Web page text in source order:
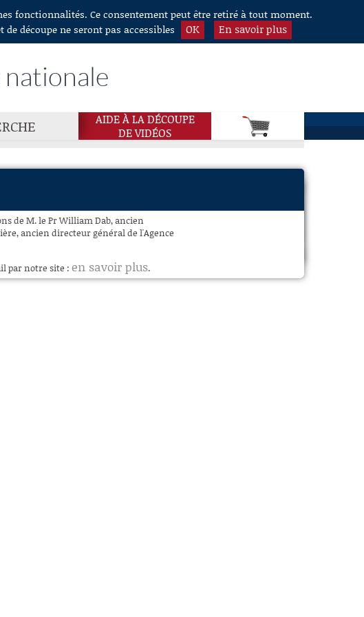
fonctionnalités. Ce consentement peut être retiré à tout moment.
découpe ne seront pas accessibles
OK En savoir plus
nationale
AIDE À LA DÉCOUPE
DE VIDÉOS
de M. le Pr William Dab, ancien
ancien directeur général de l'Agence
par notre site : en savoir plus.